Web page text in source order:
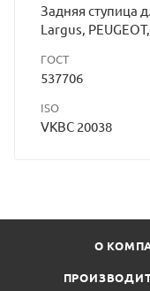
Задняя ступица
Largus,
ГОСТ
537706
ISO
VKBC 20038
О